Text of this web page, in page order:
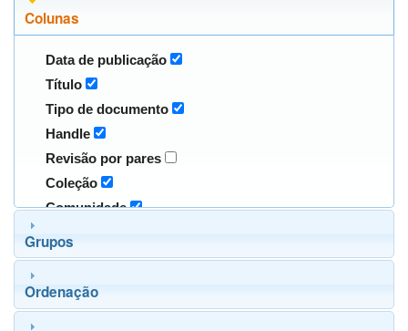
Colunas
Data de publicação
Título
Tipo de documento
Handle
Revisão por pares
Coleção
Comunidade
Grupos
Ordenação